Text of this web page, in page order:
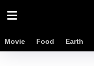
Movie Food Earth